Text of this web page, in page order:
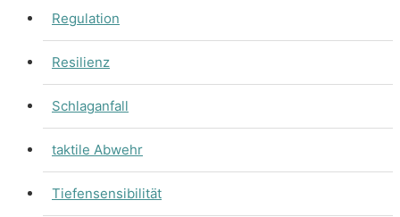
Regulation
Resilienz
Schlaganfall
taktile Abwehr
Tiefensensibilität